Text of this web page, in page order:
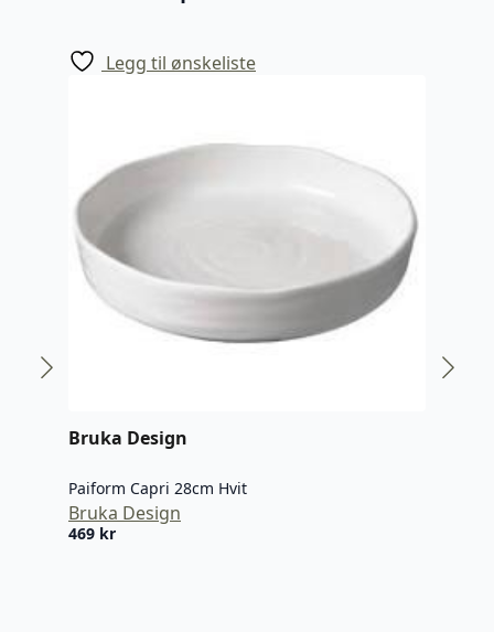
Legg til ønskeliste
Bruka Design
Paiform Capri 28cm Hvit
Bruka Design
469 kr